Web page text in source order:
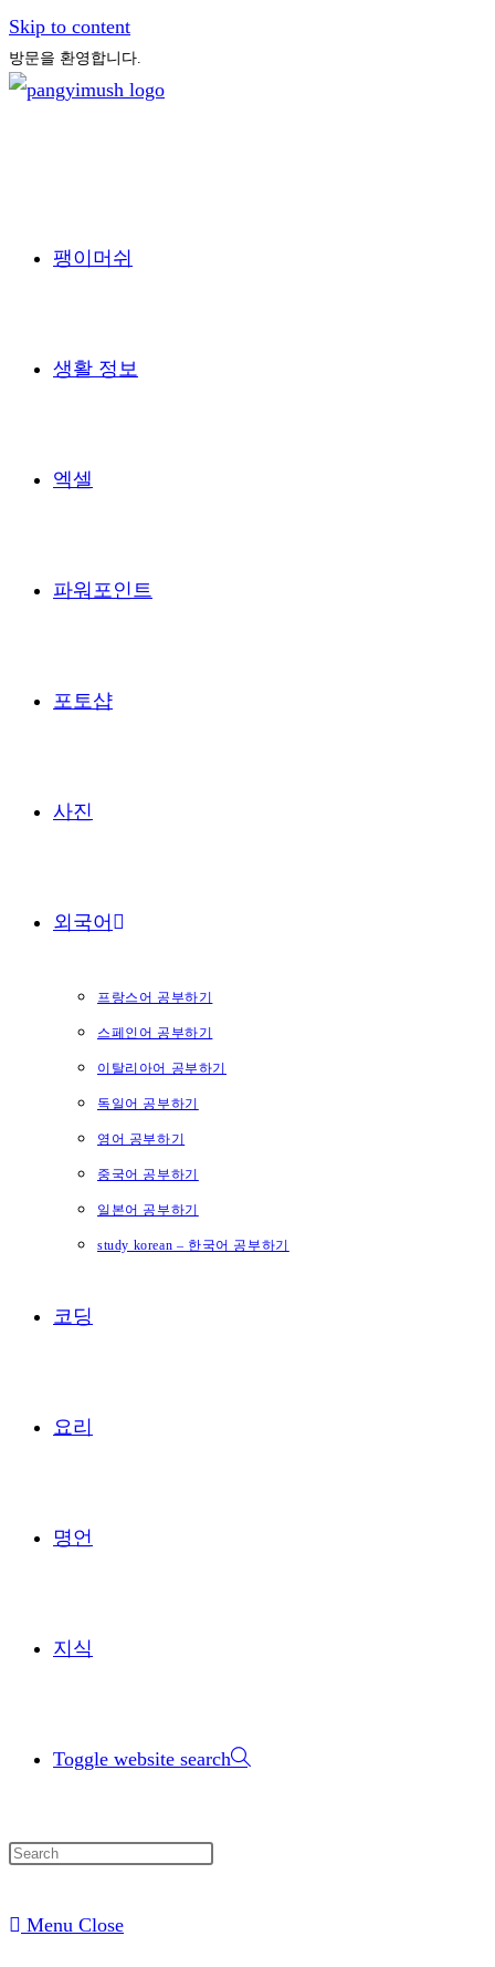
Skip to content
방문을 환영합니다.
팽이머쉬
생활 정보
엑셀
파워포인트
포토샵
사진
외국어
프랑스어 공부하기
스페인어 공부하기
이탈리아어 공부하기
독일어 공부하기
영어 공부하기
중국어 공부하기
일본어 공부하기
study korean – 한국어 공부하기
코딩
요리
명언
지식
Toggle website search
Menu Close